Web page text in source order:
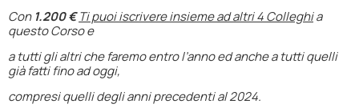
Con 1.200 € Ti puoi iscrivere insieme ad altri 4 Colleghia
questo Corso e
a tutti gli altri che faremo entro l’anno ed anche a tutti quelli
già fatti fino ad oggi,
compresi quelli degli anni precedenti al 2024.